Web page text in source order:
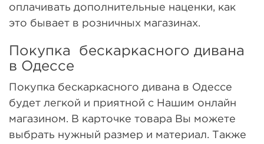
оплачивать дополнительные наценки, как
это бывает в розничных магазинах.
Покупка бескаркасного дивана
в Одессе
Покупка бескаркасного дивана в Одессе
будет легкой и приятной с Нашим онлайн
магазином. В карточке товара Вы можете
выбрать нужный размер и материал. Также